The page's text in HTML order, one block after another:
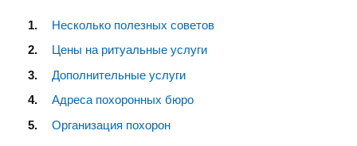
Несколько полезных советов
Цены на ритуальные услуги
Дополнительные услуги
Адреса похоронных бюро
Организация похорон